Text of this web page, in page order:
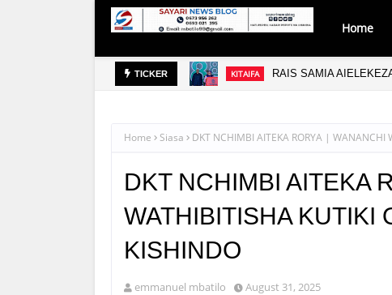
Home
TICKER KITAIFA RAIS SAMIA
Home Siasa DKT NCHIMBI AITEKA RORYA | WANANCHI
DKT NCHIMBI AITEKA
WATHIBITISHA KUTIKI
KISHINDO
emmanuel mbatilo August 31, 2025